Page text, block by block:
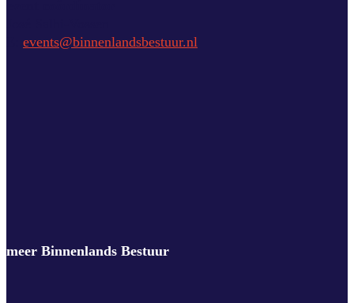
events@binnenlandsbestuur.nl
meer Binnenlands Bestuur